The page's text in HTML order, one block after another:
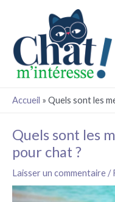
contenu
Accueil » Quels sont les
Quels sont les
pour chat ?
Laisser un commentaire/
des
articles